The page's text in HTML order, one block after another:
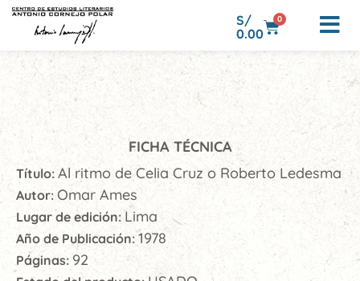
S/
0.00
0
FICHA TÉCNICA
Título: Al ritmo de Celia Cruz o Roberto Ledesma
Autor: Omar Ames
Lugar de edición: Lima
Año de Publicación: 1978
Páginas: 92